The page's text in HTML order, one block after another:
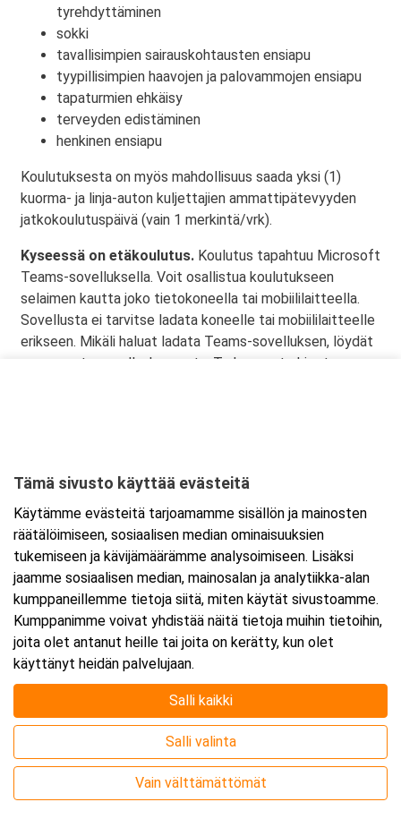
tyrehdyttäminen
sokki
tavallisimpien sairauskohtausten ensiapu
tyypillisimpien haavojen ja palovammojen ensiapu
tapaturmien ehkäisy
terveyden edistäminen
henkinen ensiapu
Koulutuksesta on myös mahdollisuus saada yksi (1)
kuorma- ja linja-auton kuljettajien ammattipätevyyden
jatkokoulutuspäivä (vain 1 merkintä/vrk).
Kyseessä on etäkoulutus. Koulutus tapahtuu Microsoft
Teams-sovelluksella. Voit osallistua koulutukseen
selaimen kautta joko tietokoneella tai mobiililaitteella.
Sovellusta ei tarvitse ladata koneelle tai mobiililaitteelle
erikseen. Mikäli haluat ladata Teams-sovelluksen, löydät
sen omasta sovelluskaupasta. Tarkemmat ohjeet
Ajankohta
Alkaa:16.11.2026 08:30
Päättyy:16.11.2026 15:30
Lisää tapahtuma kalenteriisi
Webinaari
Tämä sivusto käyttää evästeitä
Käytämme evästeitä tarjoamamme sisällön ja mainosten
räätälöimiseen, sosiaalisen median ominaisuuksien
tukemiseen ja kävijämäärämme analysoimiseen. Lisäksi
jaamme sosiaalisen median, mainosalan ja analytiikka-alan
kumppaneillemme tietoja siitä, miten käytät sivustoamme.
Kumppanimme voivat yhdistää näitä tietoja muihin tietoihin,
joita olet antanut heille tai joita on kerätty, kun olet
käyttänyt heidän palvelujaan.
Salli kaikki
Salli valinta
Vain välttämättömät